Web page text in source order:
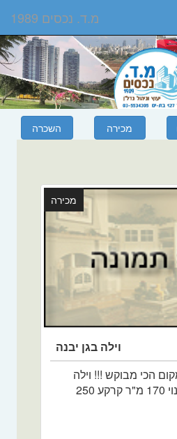
מ.ד. נכסים 1989
מכירה
וילה בגן יבנה
הכי מבוקש !!! וילה
פינית, 3 קומות, בנוי 170 מ"ר קרקע 250